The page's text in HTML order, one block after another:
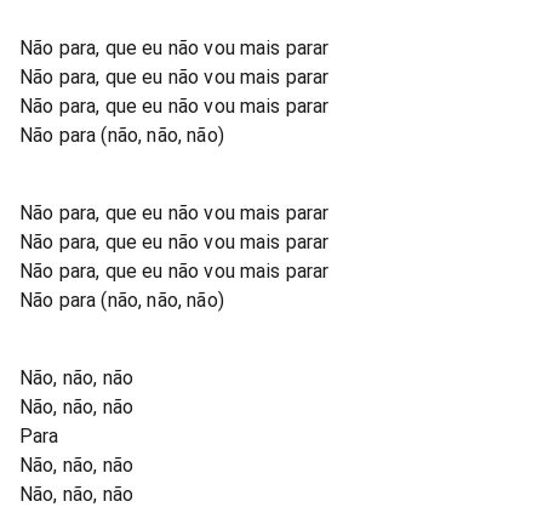
Não para, que eu não vou mais parar
Não para, que eu não vou mais parar
Não para, que eu não vou mais parar
Não para (não, não, não)
Não para, que eu não vou mais parar
Não para, que eu não vou mais parar
Não para, que eu não vou mais parar
Não para (não, não, não)
Não, não, não
Não, não, não
Para
Não, não, não
Não, não, não